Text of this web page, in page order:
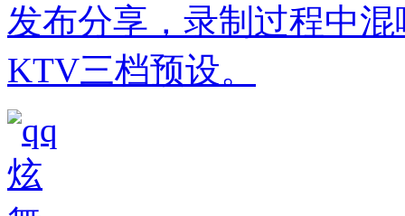
发布分享，录制过程中
KTV三档预设。